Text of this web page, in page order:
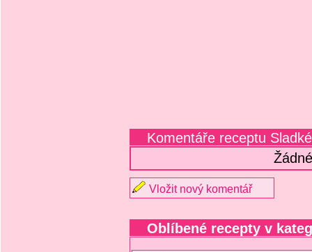
Komentáře receptu
Vložit nový komentář
Oblíbené recepty v